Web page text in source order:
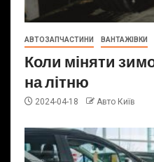
АВТОЗАПЧАСТИНИ ВАНТАЖІВКИ
Коли міняти
на літню
2024-04-18 Авто Київ